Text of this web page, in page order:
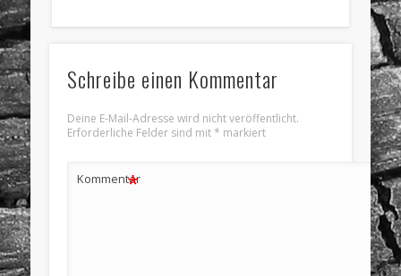
Schreibe einen Kommentar
Deine E-Mail-Adresse wird nicht veröffentlicht.
Erforderliche Felder sind mit* markiert
Kommentar
*